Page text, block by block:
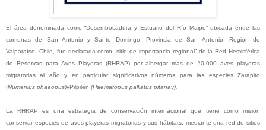
El área denominada como “Desembocadura y Estuario del Río Maipo”ubicada entre las
comunas de San Antonio y Santo Domingo, Provincia de San Antonio, Región de
Valparaíso, Chile, fue declarada como“sitio de importancia regional” de la Red Hemisférica
de Reservas para Aves Playeras (RHRAP) poralbergar más de 20.000 aves playeras
migratorias al año y en particular significativos números para las especies Zarapito
(Numenius phaeopus)yPilpilén (Haematopus palliatus pitanay).
La RHRAP es una estrategia de conservación internacional que tiene como misión
conservar especies de aves playeras migratorias y sus hábitats, mediante una red de sitios